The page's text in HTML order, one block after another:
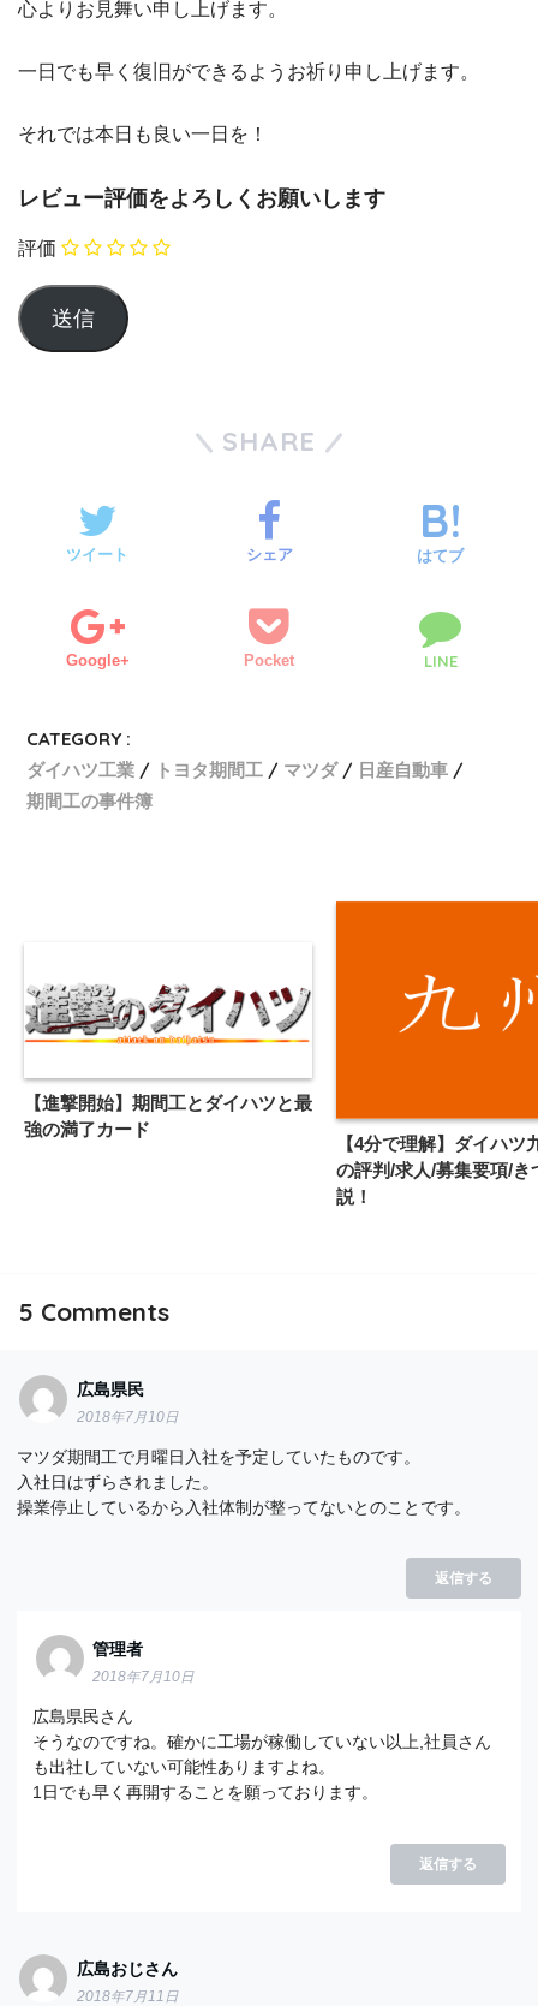
心よりお見舞い申し上げます。
一日でも早く復旧ができるようお祈り申し上げます。
それでは本日も良い一日を！
レビュー評価をよろしくお願いします
評価
SHARE
ツイート シェア はてブ
Google+ Pocket LINE
CATEGORY :
ダイハツ工業
トヨタ期間工 マツダ
日産自動車
期間工の事件簿
【進撃開始】期間工とダイハツと最
強の満了カード
【4分で理解】ダイハツ
の評判/求人/募集要項/き
説！
5 Comments
広島県民
2018年7月10日
マツダ期間工で月曜日入社を予定していたものです。
入社日はずらされました。
操業停止しているから入社体制が整ってないとのことです。
返信する
管理者
2018年7月10日
広島県民さん
そうなのですね。確かに工場が稼働していない以上,社員さん
も出社していない可能性ありますよね。
1日でも早く再開することを願っております。
返信する
広島おじさん
2018年7月11日